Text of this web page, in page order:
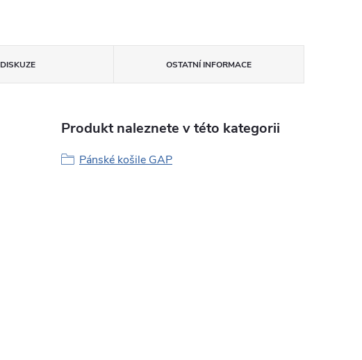
DISKUZE OSTATNÍ INFORMACE
Produkt naleznete v této kategorii
Pánské košile GAP